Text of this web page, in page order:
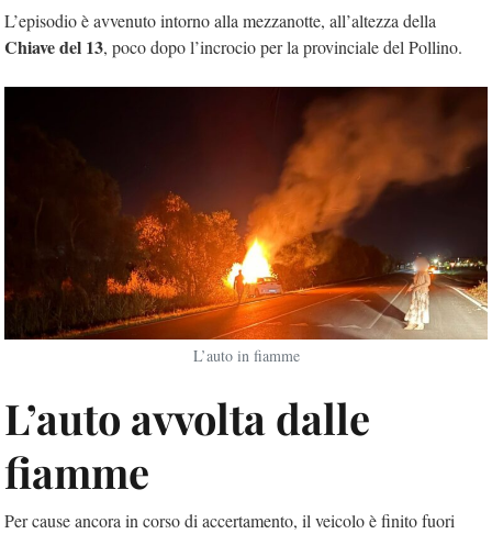
L’episodio è avvenuto intorno alla mezzanotte, all’altezza della
Chiave del 13, poco dopo l’incrocio per la provinciale del Pollino.
L’auto in fiamme
L’auto avvolta dalle
fiamme
Per cause ancora in corso di accertamento, il veicolo è finito fuori